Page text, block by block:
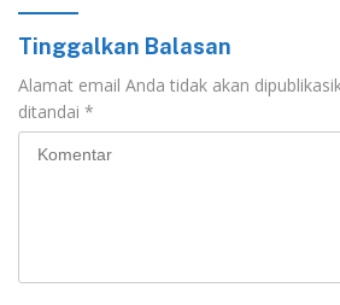
Tinggalkan Balasan
Alamat email Anda tidak akan
ditandai *